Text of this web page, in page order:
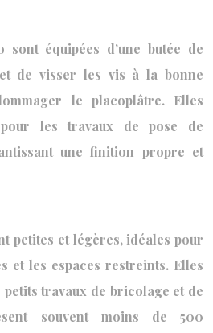
sont équipées d’une butée de
de visser les vis à la bonne
le placoplâtre. Elles
pour les travaux de pose de
une finition propre et
petites et légères, idéales pour
et les espaces restreints. Elles
travaux de bricolage et de
souvent moins de 500